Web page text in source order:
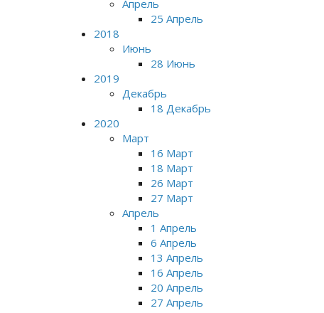
Апрель
25 Апрель
2018
Июнь
28 Июнь
2019
Декабрь
18 Декабрь
2020
Март
16 Март
18 Март
26 Март
27 Март
Апрель
1 Апрель
6 Апрель
13 Апрель
16 Апрель
20 Апрель
27 Апрель